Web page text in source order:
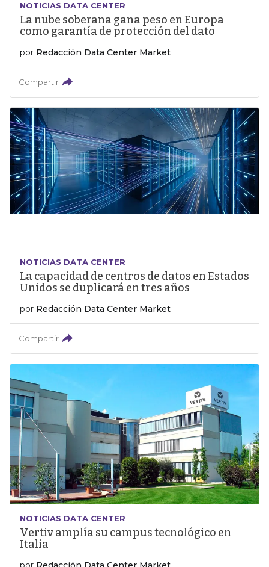
NOTICIAS DATA CENTER
La nube soberana gana peso en Europa
como garantía de protección del dato
por Redacción Data Center Market
Compartir
NOTICIAS DATA CENTER
La capacidad de centros de datos en Estados
Unidos se duplicará en tres años
por Redacción Data Center Market
Compartir
NOTICIAS DATA CENTER
Vertiv amplía su campus tecnológico en
Italia